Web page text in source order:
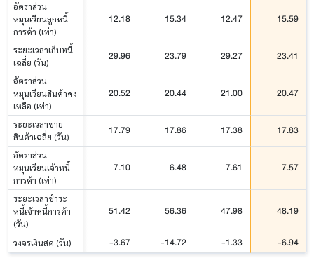
อัตราส่วน
หมุนเวียนลูกหนี้
การค้า (เท่า)
12.18 15.34 12.47 15.59
ระยะเวลาเก็บหนี้
เฉลี่ย (วัน)
29.96 23.79 29.27 23.41
อัตราส่วน
หมุนเวียนสินค้าคง
เหลือ (เท่า)
20.52 20.44 21.00 20.47
ระยะเวลาขาย
สินค้าเฉลี่ย (วัน)
17.79 17.86 17.38 17.83
อัตราส่วน
หมุนเวียนเจ้าหนี้
การค้า (เท่า)
7.10 6.48 7.61 7.57
ระยะเวลาชำระ
หนี้เจ้าหนี้การค้า
(วัน)
51.42 56.36 47.98 48.19
วงจรเงินสด (วัน) -3.67 -14.72 -1.33 -6.94